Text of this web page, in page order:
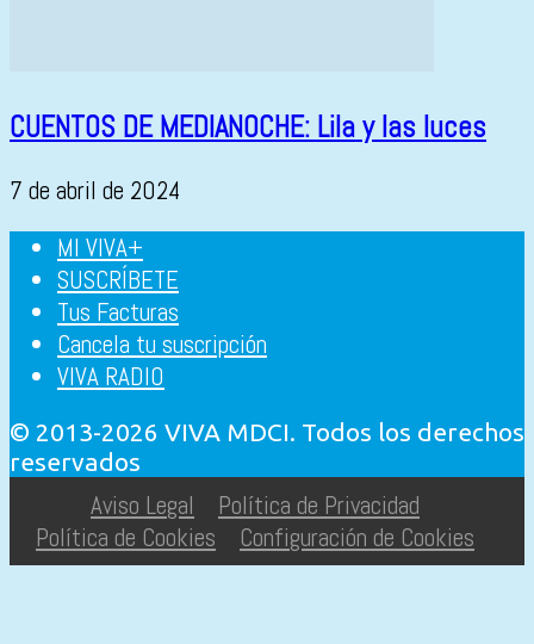
CUENTOS DE MEDIANOCHE: Lila y las luces
7 de abril de 2024
MI VIVA+
SUSCRÍBETE
Tus Facturas
Cancela tu suscripción
VIVA RADIO
© 2013-2026 VIVA MDCI. Todos los derechos
reservados
Aviso Legal
Política de Privacidad
Política de Cookies
Configuración de Cookies